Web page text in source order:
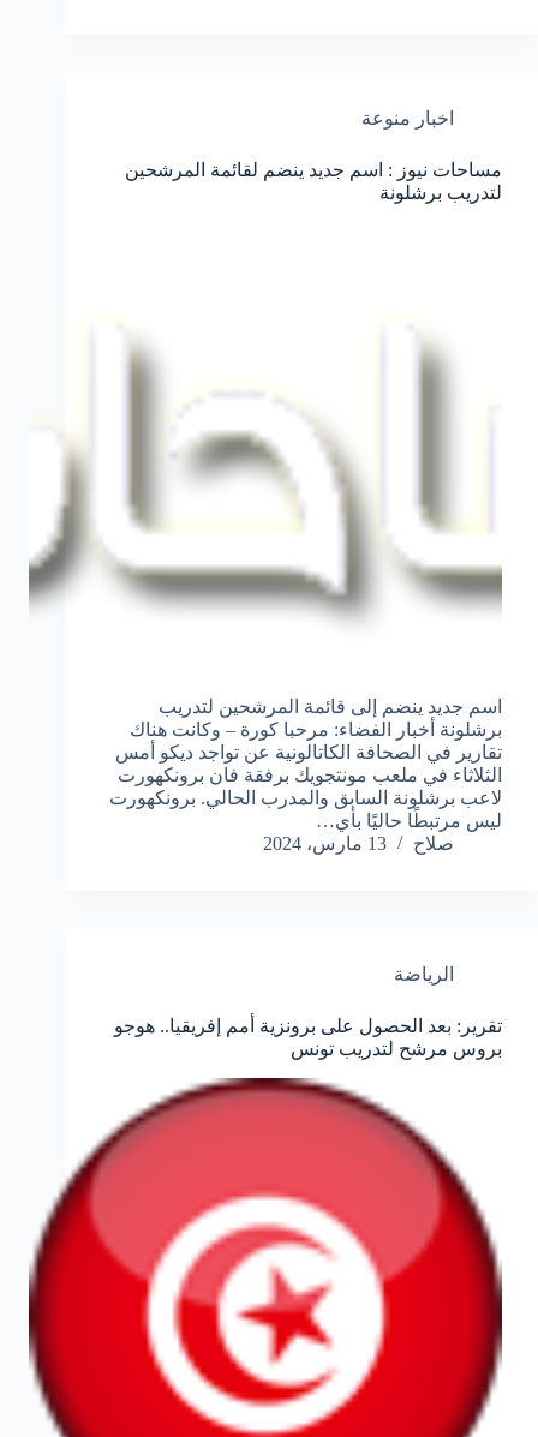
اخبار منوعة
مساحات نيوز : اسم جديد ينضم لقائمة المرشحين
لتدريب برشلونة
اسم جديد ينضم إلى قائمة المرشحين لتدريب
برشلونة أخبار الفضاء: مرحبا كورة – وكانت هناك
تقارير في الصحافة الكاتالونية عن تواجد ديكو أمس
الثلاثاء في ملعب مونتجويك برفقة فان برونكهورت
لاعب برشلونة السابق والمدرب الحالي. برونكهورت
ليس مرتبطًا حاليًا بأي…
صلاح
13 مارس، 2024
الرياضة
تقرير: بعد الحصول على برونزية أمم إفريقيا.. هوجو
بروس مرشح لتدريب تونس